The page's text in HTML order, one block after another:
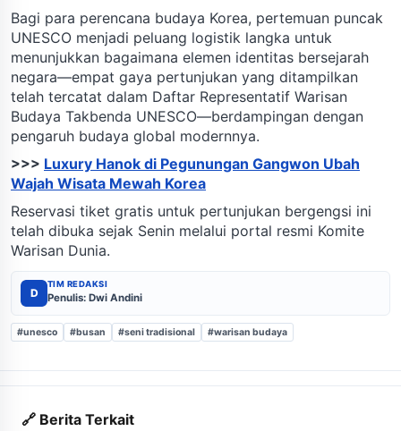
Bagi para perencana budaya Korea, pertemuan puncak
UNESCO menjadi peluang logistik langka untuk
menunjukkan bagaimana elemen identitas bersejarah
negara—empat gaya pertunjukan yang ditampilkan
telah tercatat dalam Daftar Representatif Warisan
Budaya Takbenda UNESCO—berdampingan dengan
pengaruh budaya global modernnya.
>>> Luxury Hanok di Pegunungan Gangwon Ubah
Wajah Wisata Mewah Korea
Reservasi tiket gratis untuk pertunjukan bergengsi ini
telah dibuka sejak Senin melalui portal resmi Komite
Warisan Dunia.
D
TIM REDAKSI
Penulis: Dwi Andini
#unesco #busan #seni tradisional #warisan budaya
🔗 Berita Terkait